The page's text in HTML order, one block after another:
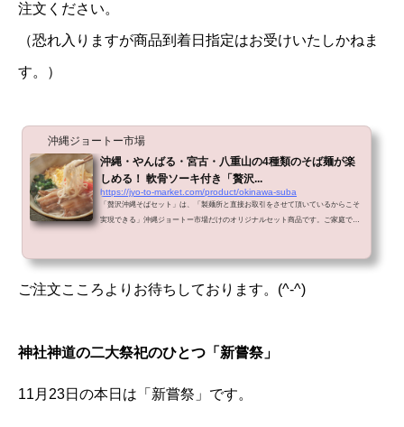
注文ください。
（恐れ入りますが商品到着日指定はお受けいたしかねま
す。）
沖縄ジョートー市場
沖縄・やんばる・宮古・八重山の4種類のそば麺が楽
しめる！ 軟骨ソーキ付き「贅沢...
https://jyo-to-market.com/product/okinawa-suba
「贅沢沖縄そばセット」は、「製麺所と直接お取引をさせて頂いているからこそ
実現できる」沖縄ジョートー市場だけのオリジナルセット商品です。ご家庭でお
縄そばセット」は、沖縄県内4種類のそば「沖縄そば」「やんばるそば」「宮古そ
ゅーしぃの素」のしーぶん（おまけ）付き♪※しーぶん（プレゼント）...
ご注文こころよりお待ちしております。(^-^)
神社神道の二大祭祀のひとつ「新嘗祭」
11月23日の本日は「新嘗祭」です。